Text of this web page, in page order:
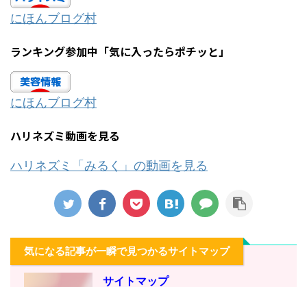
にほんブログ村
ランキング参加中「気に入ったらポチッと」
にほんブログ村
ハリネズミ動画を見る
ハリネズミ「みるく」の動画を見る
気になる記事が一瞬で見つかるサイトマップ
サイトマップ